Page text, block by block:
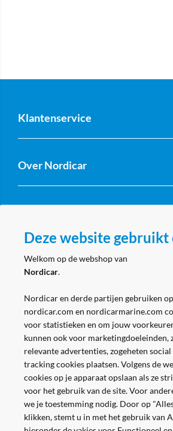
Klantenservice
Over Nordicar
Volg ons
Deze website gebruikt
Welkom op de webshop van
Nordicar.
Nordicar en derde partijen gebruiken
nordicar.com en nordicarmarine.com
voor statistieken en om jouw
kunnen ook voor marketingdoeleinden,
relevante advertenties, zogeheten
tracking cookies plaatsen. Volgens de
cookies op je apparaat opslaan als ze
voor het gebruik van de site. Voor
we je toestemming nodig. Door op
klikken, stemt u in met het gebruik van